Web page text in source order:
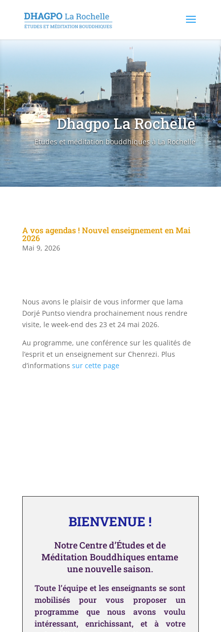
Dhagpo La Rochelle
Études et méditation bouddhiques à La Rochelle
A vos agendas ! Nouvel enseignement en Mai
2026
Mai 9, 2026
Nous avons le plaisir de vous informer que lama
Dorjé Puntso viendra prochainement nous rendre
visite, le week-end des 23 et 24 mai 2026.
Au programme, une conférence sur les qualités de
l’esprit et un enseignement sur Chenrezi. Plus
d’informations sur cette page
BIENVENUE !
Notre Centre d’Études et de
Méditation Bouddhiques entame
une nouvelle saison.
Toute l’équipe et les enseignants se sont
mobilisés pour vous proposer un
programme que nousavons voulu
intéressant, enrichissant, età votre